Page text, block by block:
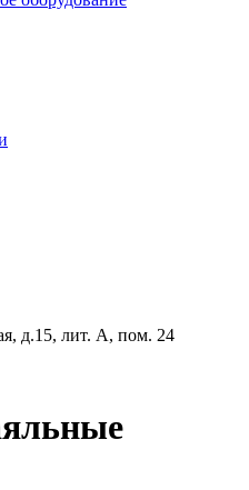
д.15, лит. А, пом. 24